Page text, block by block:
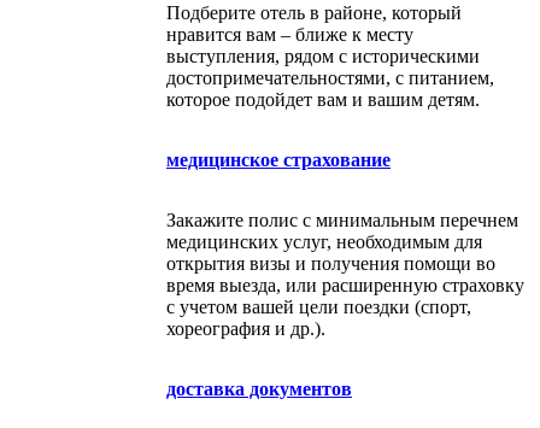
Подберите отель в районе, который
нравится вам – ближе к месту
выступления, рядом с историческими
достопримечательностями, с питанием,
которое подойдет вам и вашим детям.
медицинское страхование
Закажите полис с минимальным перечнем
медицинских услуг, необходимым для
открытия визы и получения помощи во
время выезда, или расширенную страховку
с учетом вашей цели поездки (спорт,
хореография и др.).
доставка документов